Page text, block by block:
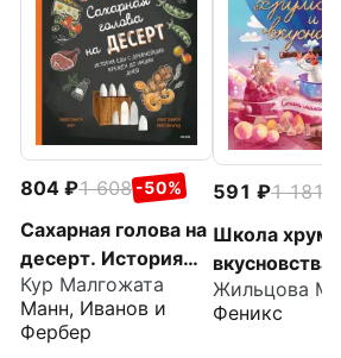
804 1 608 -50%
Сахарная голова на
десерт. История
еды с древнейших
времён до наших
дней
Кур Малгожата
Манн, Иванов и
Фербер
591 1 181
Школа
вкусновства
Феникс